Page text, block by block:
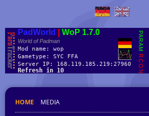
HOME MEDIA